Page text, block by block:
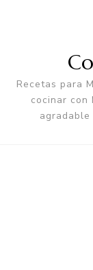
Recetas para
cocinar con